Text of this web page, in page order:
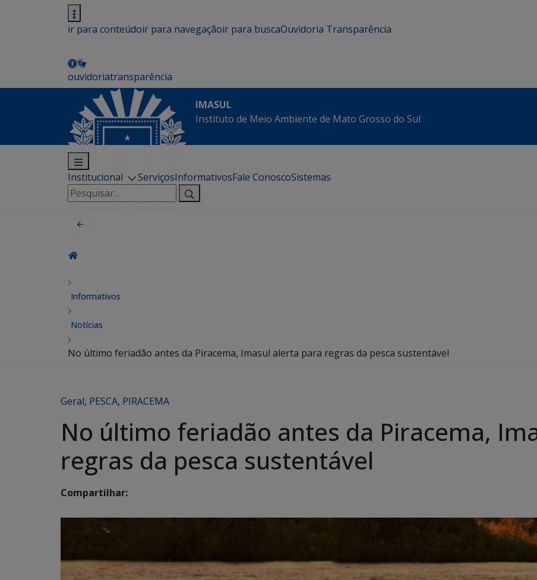
ir para conteúdoir para navegaçãoir para buscaOuvidoria Transparência
ouvidoriatransparência
IMASUL
Instituto de Meio Ambiente de Mato Grosso do Sul
Institucional ServiçosInformativosFale ConoscoSistemas
Pesquisar
por:
Informativos
Notícias
No último feriadão antes da Piracema, Imasul alerta para regras da pesca sustentável
Geral, PESCA, PIRACEMA
No último feriadão antes da Piracema,
regras da pesca sustentável
Compartilhar: